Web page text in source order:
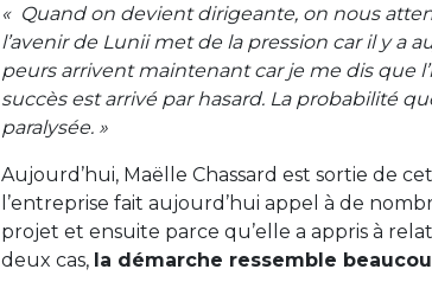
« Quand on devient dirigeante, on nous
l’avenir de Lunii met de la pression car il y a
peurs arrivent maintenant car je me dis que
succès est arrivé par hasard. La probabilité
paralysée. »
Aujourd’hui, Maëlle Chassard est sortie de
l’entreprise fait aujourd’hui appel à de
projet et ensuite parce qu’elle a appris à
deux cas, la démarche ressemble